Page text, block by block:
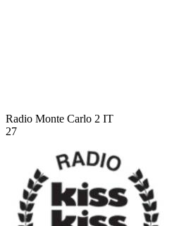
Radio Monte Carlo 2 IT
27